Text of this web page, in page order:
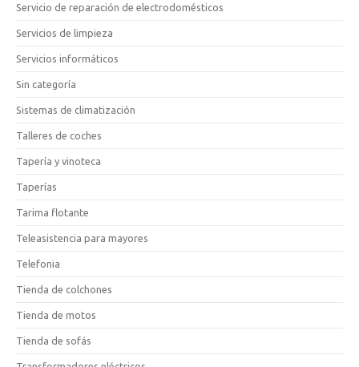
Servicio de reparación de electrodomésticos
Servicios de limpieza
Servicios informáticos
Sin categoría
Sistemas de climatización
Talleres de coches
Tapería y vinoteca
Taperías
Tarima flotante
Teleasistencia para mayores
Telefonia
Tienda de colchones
Tienda de motos
Tienda de sofás